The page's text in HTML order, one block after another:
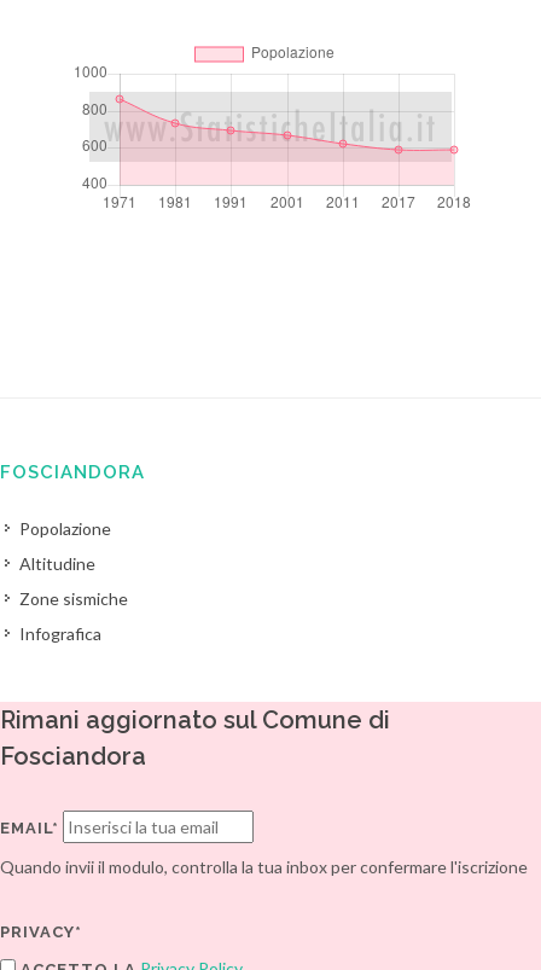
FOSCIANDORA
Popolazione
Altitudine
Zone sismiche
Infografica
Rimani aggiornato sul Comune di
Fosciandora
EMAIL*
Quando invii il modulo, controlla la tua inbox per confermare l'iscrizione
PRIVACY*